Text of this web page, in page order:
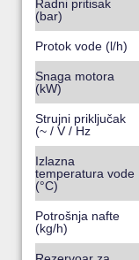
Radni pritisak
(bar)
Protok vode (l/h)
Snaga motora
(kW)
Strujni priključak
(~ / V / Hz
Izlazna
temperatura vode
(°C)
Potrošnja nafte
(kg/h)